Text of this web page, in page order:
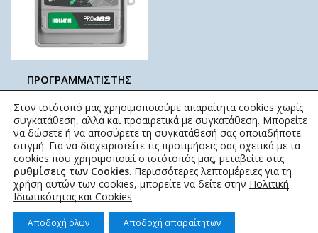
ΠΡΟΓΡΑΜΜΑΤΙΣΤΗΣ
ΕΞΩΤΕΡΙΚΟΥ ΧΩΡΟΥ
HOLMAN
HOLMAN
220,00€–480,00€
Στον ιστότοπό μας χρησιμοποιούμε απαραίτητα cookies χωρίς
συγκατάθεση, αλλά και προαιρετικά με συγκατάθεση. Μπορείτε
να δώσετε ή να αποσύρετε τη συγκατάθεσή σας οποιαδήποτε
στιγμή. Για να διαχειριστείτε τις προτιμήσεις σας σχετικά με τα
cookies που χρησιμοποιεί ο ιστότοπός μας, μεταβείτε στις
ρυθμίσεις των Cookies. Περισσότερες λεπτομέρειες για τη
χρήση αυτών των cookies, μπορείτε να δείτε στην Πολιτική
Ιδιωτικότητας και Cookies
Αποδοχή όλων Αποδοχή απαραίτητων